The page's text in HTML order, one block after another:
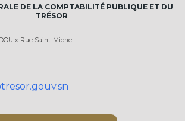
DE LA COMPTABILITÉ PUBLIQUE ET DU
TRÉSOR
x Rue Saint-Michel